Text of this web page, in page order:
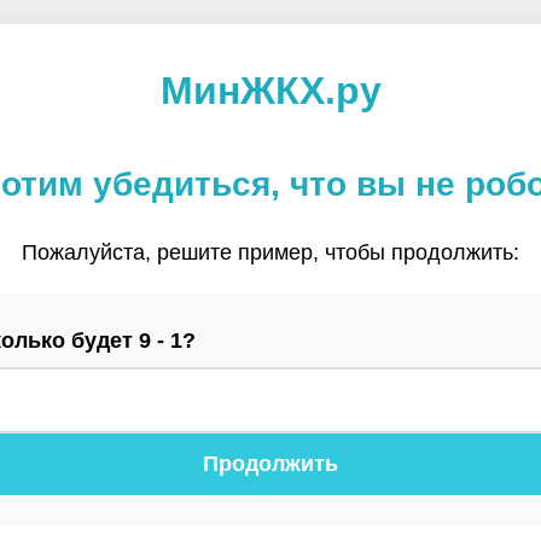
МинЖКХ.ру
убедиться, что вы не
Пожалуйста, решите пример, чтобы продолжить:
будет 9 - 1?
Продолжить